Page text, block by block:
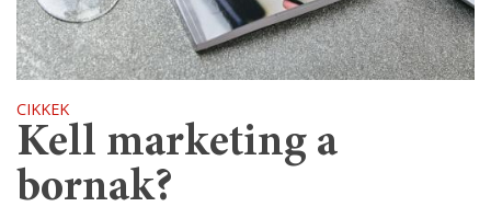
CIKKEK
Kell marketing a
bornak?